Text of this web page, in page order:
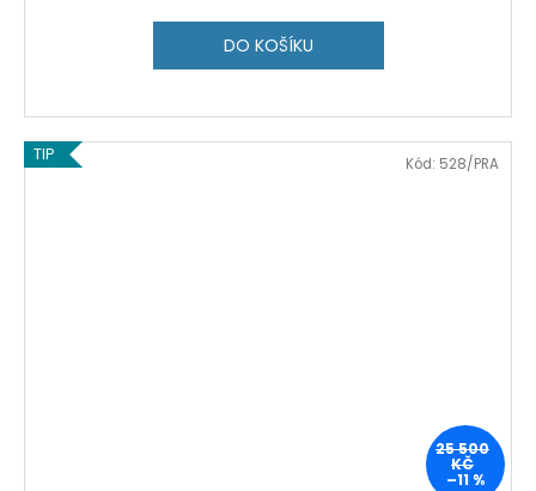
DO KOŠÍKU
TIP
25 500
KČ
–11 %
Kód: 528/PRA